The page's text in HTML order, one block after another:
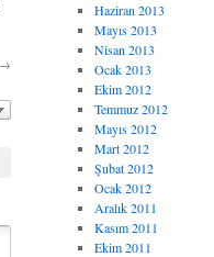
→
Haziran 2013
Mayıs 2013
Nisan 2013
Ocak 2013
Ekim 2012
Temmuz 2012
Mayıs 2012
Mart 2012
Şubat 2012
Ocak 2012
Aralık 2011
Kasım 2011
Ekim 2011